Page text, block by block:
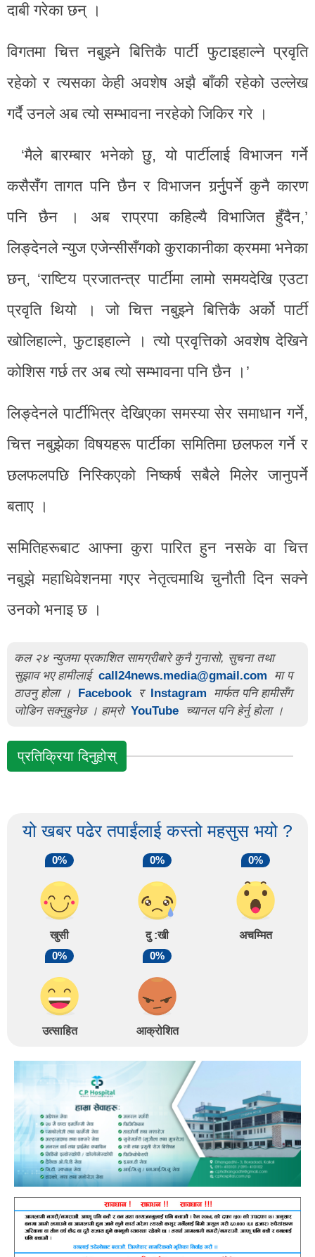
दाबी गरेका छन् ।
विगतमा चित्त नबुझ्ने बित्तिकै पार्टी फुटाइहाल्ने प्रवृति
रहेको र त्यसका केही अवशेष अझै बाँकी रहेको उल्लेख
गर्दै उनले अब त्यो सम्भावना नरहेको जिकिर गरे ।
‘मैले बारम्बार भनेको छु, यो पार्टीलाई विभाजन गर्ने
कसैसँग तागत पनि छैन र विभाजन गर्र्नुुपर्ने कुनै कारण
पनि छैन । अब राप्रपा कहिल्यै विभाजित हुँदैन,’
लिङ्देनले न्युज एजेन्सीसँगको कुराकानीका क्रममा भनेका
छन्, ‘राष्टिय प्रजातन्त्र पार्टीमा लामो समयदेखि एउटा
प्रवृति थियो । जो चित्त नबुझ्ने बित्तिकै अर्को पार्टी
खोलिहाल्ने, फुटाइहाल्ने । त्यो प्रवृत्तिको अवशेष देखिने
कोशिस गर्छ तर अब त्यो सम्भावना पनि छैन ।’
लिङ्देनले पार्टीभित्र देखिएका समस्या सेर समाधान गर्ने,
चित्त नबुझेका विषयहरू पार्टीका समितिमा छलफल गर्ने र
छलफलपछि निस्किएको निष्कर्ष सबैले मिलेर जानुपर्ने
बताए ।
समितिहरूबाट आफ्ना कुरा पारित हुन नसके वा चित्त
नबुझे महाधिवेशनमा गएर नेतृत्वमाथि चुनौती दिन सक्ने
उनको भनाइ छ ।
कल २४ न्युजमा प्रकाशित सामग्रीबारे कुनै गुनासो, सुचना तथा
सुझाव भए हामीलाई call24news.media@gmail.com
मा प
ठाउनु होला ।
Facebook र Instagram
मार्फत पनि हामीसँग
जोडिन सक्नुहुनेछ । हाम्रो YouTube च्यानल पनि हेर्नु होला ।
प्रतिक्रिया दिनुहोस्
यो खबर पढेर तपाईंलाई कस्तो महसुस भयो ?
0%
खुसी
0%
दु :खी
0%
अचम्मित
0%
उत्साहित
0%
आक्रोशित